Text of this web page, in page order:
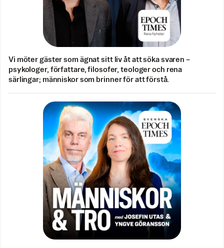
Vi möter gäster som ägnat sitt liv åt att söka svaren –
psykologer, författare, filosofer, teologer och rena
särlingar; människor som brinner för att förstå.